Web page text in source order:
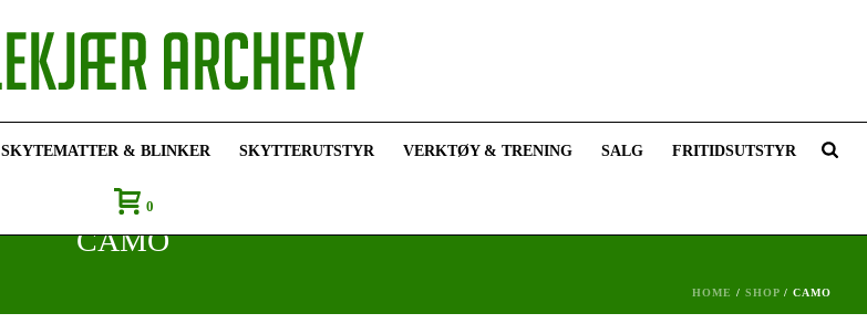
SKYTEMATTER & BLINKER SKYTTERUTSTYR VERKTØY & TRENING SALG FRITIDSUTSTYR
0
CAMO
HOME / SHOP / CAMO